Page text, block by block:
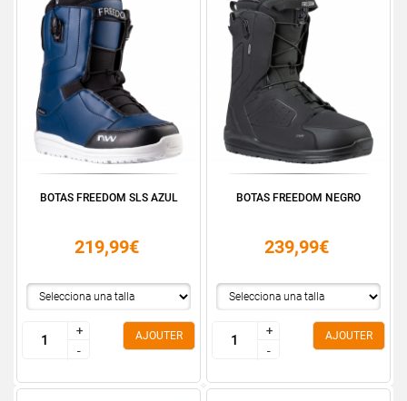
BOTAS FREEDOM SLS AZUL
219,99€
+
-
+
-
AJOUTER
BOTAS FREEDOM NEGRO
239,99€
+
-
+
-
AJOUTER